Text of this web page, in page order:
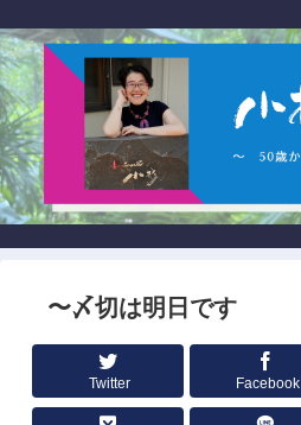
〜〆切は明日です
Twitter Facebook